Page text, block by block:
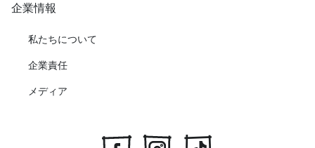
企業情報
私たちについて
企業責任
メディア